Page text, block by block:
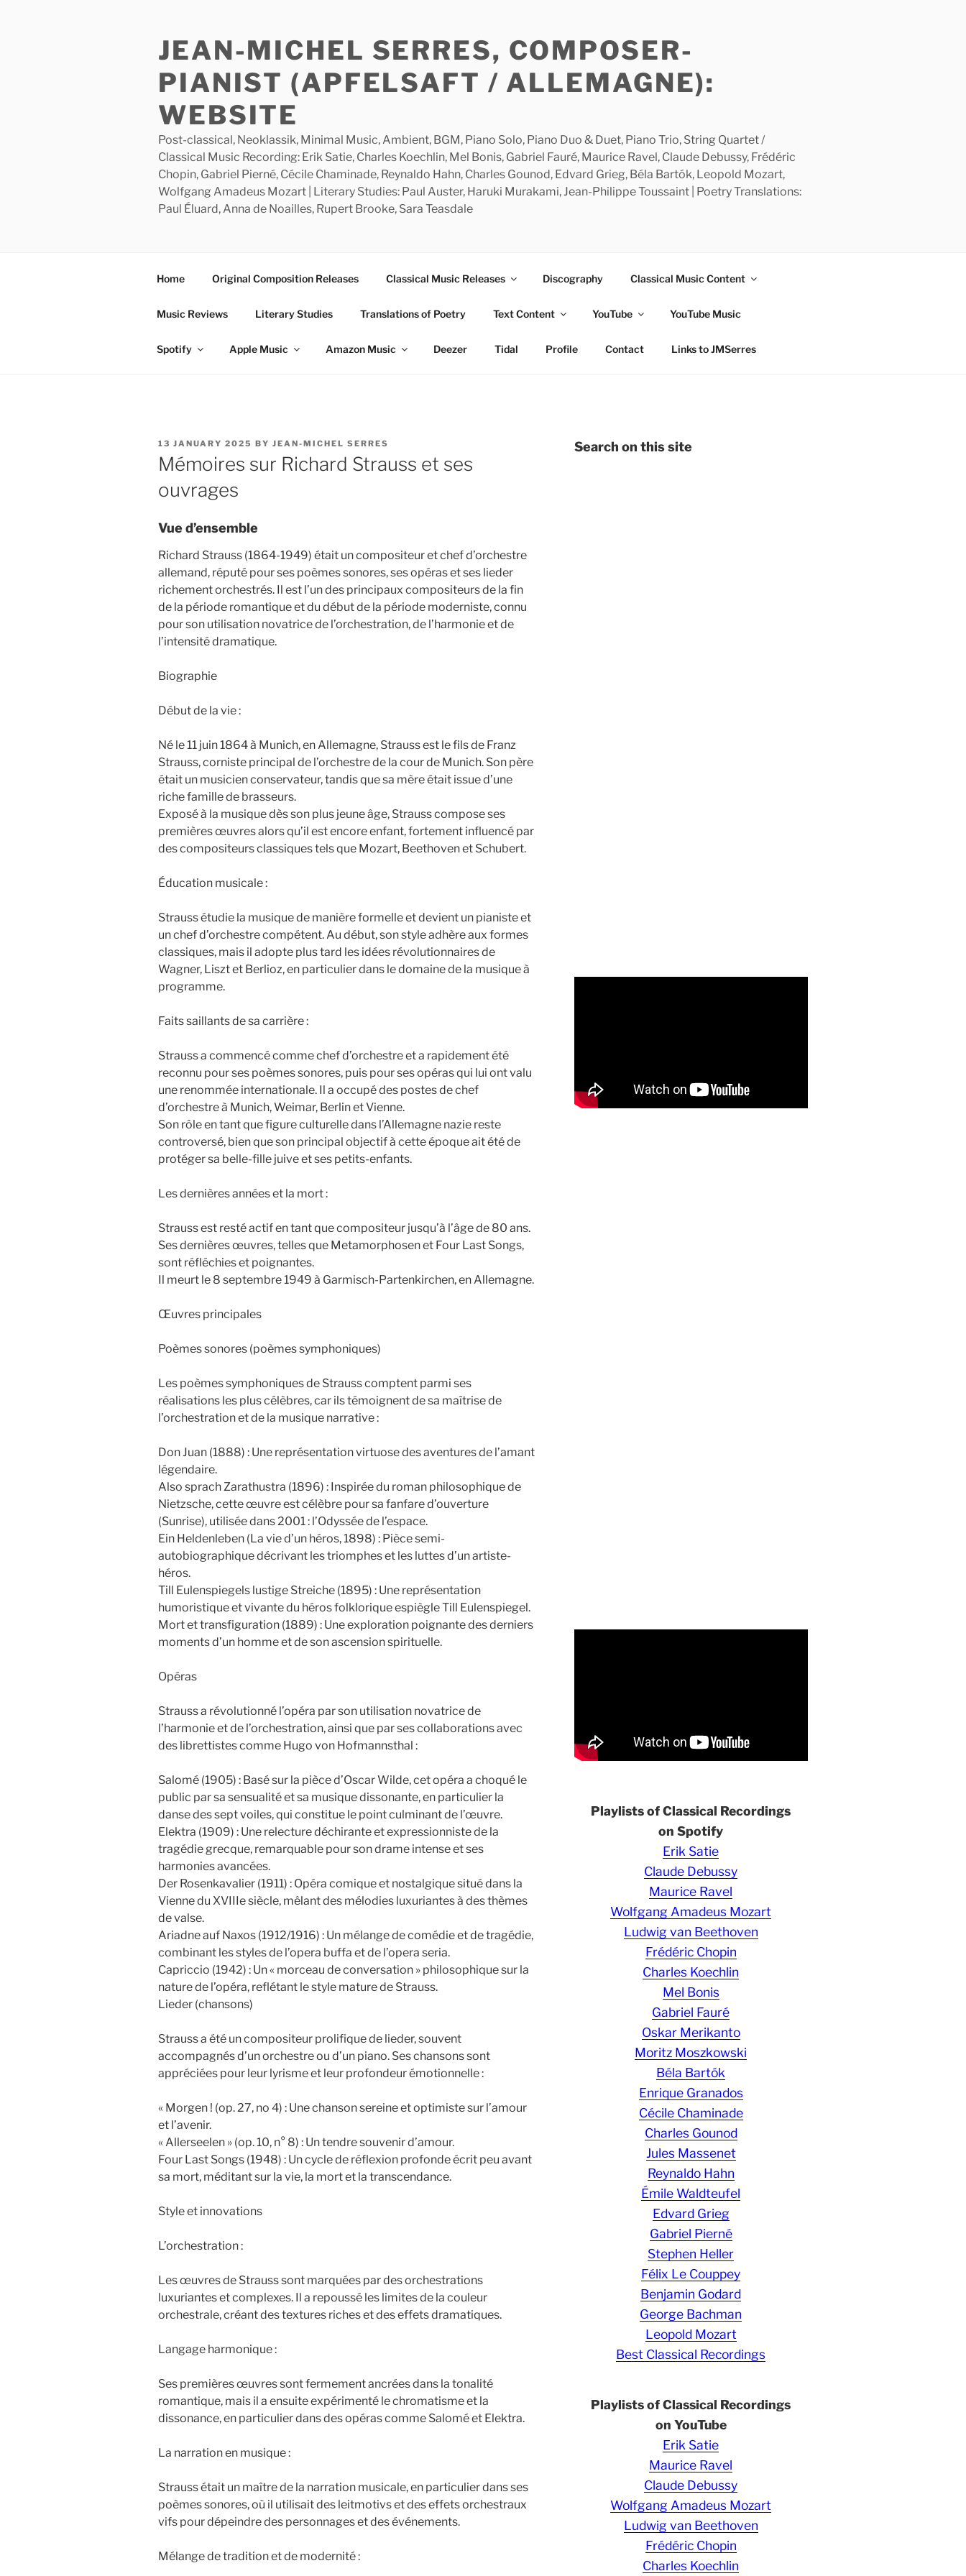
JEAN-MICHEL SERRES, COMPOSER-
PIANIST (APFELSAFT / ALLEMAGNE):
WEBSITE
Post-classical, Neoklassik, Minimal Music, Ambient, BGM, Piano Solo, Piano Duo & Duet, Piano Trio, String Quartet /
Classical Music Recording: Erik Satie, Charles Koechlin, Mel Bonis, Gabriel Fauré, Maurice Ravel, Claude Debussy, Frédéric
Chopin, Gabriel Pierné, Cécile Chaminade, Reynaldo Hahn, Charles Gounod, Edvard Grieg, Béla Bartók, Leopold Mozart,
Wolfgang Amadeus Mozart | Literary Studies: Paul Auster, Haruki Murakami, Jean-Philippe Toussaint | Poetry Translations:
Paul Éluard, Anna de Noailles, Rupert Brooke, Sara Teasdale
Home Original Composition Releases Classical Music Releases Discography Classical Music Content
Music Reviews Literary Studies Translations of Poetry Text Content YouTube YouTube Music
Spotify Apple Music Amazon Music Deezer Tidal Profile Contact Links to JMSerres
POSTED
ON
13 JANUARY 2025 BY JEAN-MICHEL SERRES
Mémoires sur Richard Strauss et ses
ouvrages
Vue d’ensemble
Richard Strauss (1864-1949) était un compositeur et chef d’orchestre
allemand, réputé pour ses poèmes sonores, ses opéras et ses lieder
richement orchestrés. Il est l’un des principaux compositeurs de la fin
de la période romantique et du début de la période moderniste, connu
pour son utilisation novatrice de l’orchestration, de l’harmonie et de
l’intensité dramatique.
Biographie
Début de la vie :
Né le 11 juin 1864 à Munich, en Allemagne, Strauss est le fils de Franz
Strauss, corniste principal de l’orchestre de la cour de Munich. Son père
était un musicien conservateur, tandis que sa mère était issue d’une
riche famille de brasseurs.
Exposé à la musique dès son plus jeune âge, Strauss compose ses
premières œuvres alors qu’il est encore enfant, fortement influencé par
des compositeurs classiques tels que Mozart, Beethoven et Schubert.
Éducation musicale :
Strauss étudie la musique de manière formelle et devient un pianiste et
un chef d’orchestre compétent. Au début, son style adhère aux formes
classiques, mais il adopte plus tard les idées révolutionnaires de
Wagner, Liszt et Berlioz, en particulier dans le domaine de la musique à
programme.
Faits saillants de sa carrière :
Strauss a commencé comme chef d’orchestre et a rapidement été
reconnu pour ses poèmes sonores, puis pour ses opéras qui lui ont valu
une renommée internationale. Il a occupé des postes de chef
d’orchestre à Munich, Weimar, Berlin et Vienne.
Son rôle en tant que figure culturelle dans l’Allemagne nazie reste
controversé, bien que son principal objectif à cette époque ait été de
protéger sa belle-fille juive et ses petits-enfants.
Les dernières années et la mort :
Strauss est resté actif en tant que compositeur jusqu’à l’âge de 80 ans.
Ses dernières œuvres, telles que Metamorphosen et Four Last Songs,
sont réfléchies et poignantes.
Il meurt le 8 septembre 1949 à Garmisch-Partenkirchen, en Allemagne.
Œuvres principales
Poèmes sonores (poèmes symphoniques)
Les poèmes symphoniques de Strauss comptent parmi ses
réalisations les plus célèbres, car ils témoignent de sa maîtrise de
l’orchestration et de la musique narrative :
Don Juan (1888) : Une représentation virtuose des aventures de l’amant
légendaire.
Also sprach Zarathustra (1896) : Inspirée du roman philosophique de
Nietzsche, cette œuvre est célèbre pour sa fanfare d’ouverture
(Sunrise), utilisée dans 2001 : l’Odyssée de l’espace.
Ein Heldenleben (La vie d’un héros, 1898) : Pièce semi-
autobiographique décrivant les triomphes et les luttes d’un artiste-
héros.
Till Eulenspiegels lustige Streiche (1895) : Une représentation
humoristique et vivante du héros folklorique espiègle Till Eulenspiegel.
Mort et transfiguration (1889) : Une exploration poignante des derniers
moments d’un homme et de son ascension spirituelle.
Opéras
Strauss a révolutionné l’opéra par son utilisation novatrice de
l’harmonie et de l’orchestration, ainsi que par ses collaborations avec
des librettistes comme Hugo von Hofmannsthal :
Salomé (1905) : Basé sur la pièce d’Oscar Wilde, cet opéra a choqué le
public par sa sensualité et sa musique dissonante, en particulier la
danse des sept voiles, qui constitue le point culminant de l’œuvre.
Elektra (1909) : Une relecture déchirante et expressionniste de la
tragédie grecque, remarquable pour son drame intense et ses
harmonies avancées.
Der Rosenkavalier (1911) : Opéra comique et nostalgique situé dans la
Vienne du XVIIIe siècle, mêlant des mélodies luxuriantes à des thèmes
de valse.
Ariadne auf Naxos (1912/1916) : Un mélange de comédie et de tragédie,
combinant les styles de l’opera buffa et de l’opera seria.
Capriccio (1942) : Un « morceau de conversation » philosophique sur la
nature de l’opéra, reflétant le style mature de Strauss.
Lieder (chansons)
Strauss a été un compositeur prolifique de lieder, souvent
accompagnés d’un orchestre ou d’un piano. Ses chansons sont
appréciées pour leur lyrisme et leur profondeur émotionnelle :
« Morgen ! (op. 27, no 4) : Une chanson sereine et optimiste sur l’amour
et l’avenir.
« Allerseelen » (op. 10, n° 8) : Un tendre souvenir d’amour.
Four Last Songs (1948) : Un cycle de réflexion profonde écrit peu avant
sa mort, méditant sur la vie, la mort et la transcendance.
Style et innovations
L’orchestration :
Les œuvres de Strauss sont marquées par des orchestrations
luxuriantes et complexes. Il a repoussé les limites de la couleur
orchestrale, créant des textures riches et des effets dramatiques.
Langage harmonique :
Ses premières œuvres sont fermement ancrées dans la tonalité
romantique, mais il a ensuite expérimenté le chromatisme et la
dissonance, en particulier dans des opéras comme Salomé et Elektra.
La narration en musique :
Strauss était un maître de la narration musicale, en particulier dans ses
poèmes sonores, où il utilisait des leitmotivs et des effets orchestraux
vifs pour dépeindre des personnages et des événements.
Mélange de tradition et de modernité :
Search on this site
Playlists of Classical Recordings
on Spotify
Erik Satie
Claude Debussy
Maurice Ravel
Wolfgang Amadeus Mozart
Ludwig van Beethoven
Frédéric Chopin
Charles Koechlin
Mel Bonis
Gabriel Fauré
Oskar Merikanto
Moritz Moszkowski
Béla Bartók
Enrique Granados
Cécile Chaminade
Charles Gounod
Jules Massenet
Reynaldo Hahn
Émile Waldteufel
Edvard Grieg
Gabriel Pierné
Stephen Heller
Félix Le Couppey
Benjamin Godard
George Bachman
Leopold Mozart
Best Classical Recordings
Playlists of Classical Recordings
on YouTube
Erik Satie
Maurice Ravel
Claude Debussy
Wolfgang Amadeus Mozart
Ludwig van Beethoven
Frédéric Chopin
Charles Koechlin